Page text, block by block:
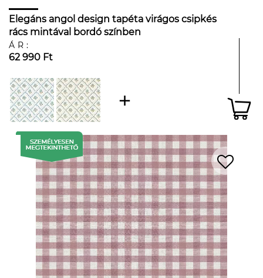
Elegáns angol design tapéta virágos csipkés
rács mintával bordó színben
ÁR:
62 990 Ft